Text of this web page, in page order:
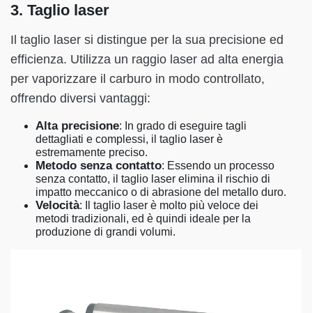
3. Taglio laser
Il taglio laser si distingue per la sua precisione ed
efficienza. Utilizza un raggio laser ad alta energia
per vaporizzare il carburo in modo controllato,
offrendo diversi vantaggi:
Alta precisione: In grado di eseguire tagli
dettagliati e complessi, il taglio laser è
estremamente preciso.
Metodo senza contatto: Essendo un processo
senza contatto, il taglio laser elimina il rischio di
impatto meccanico o di abrasione del metallo duro.
Velocità: Il taglio laser è molto più veloce dei
metodi tradizionali, ed è quindi ideale per la
produzione di grandi volumi.